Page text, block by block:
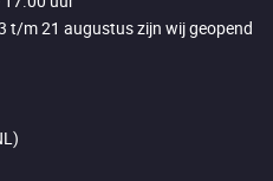
t/m 21 augustus zijn wij geopend